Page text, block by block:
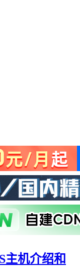
主机介绍和